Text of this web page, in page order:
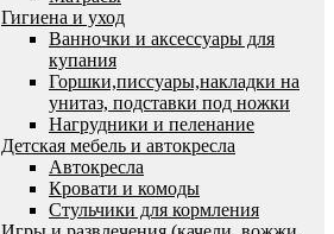
Гигиена и уход
Ванночки и аксессуары для
купания
Горшки,писсуары,накладки на
унитаз, подставки под ножки
Нагрудники и пеленание
Детская мебель и автокресла
Автокресла
Кровати и комоды
Стульчики для кормления